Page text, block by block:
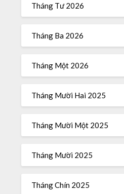
Tháng Tư 2026
Tháng Ba 2026
Tháng Một 2026
Tháng Mười Hai 2025
Tháng Mười Một 2025
Tháng Mười 2025
Tháng Chín 2025